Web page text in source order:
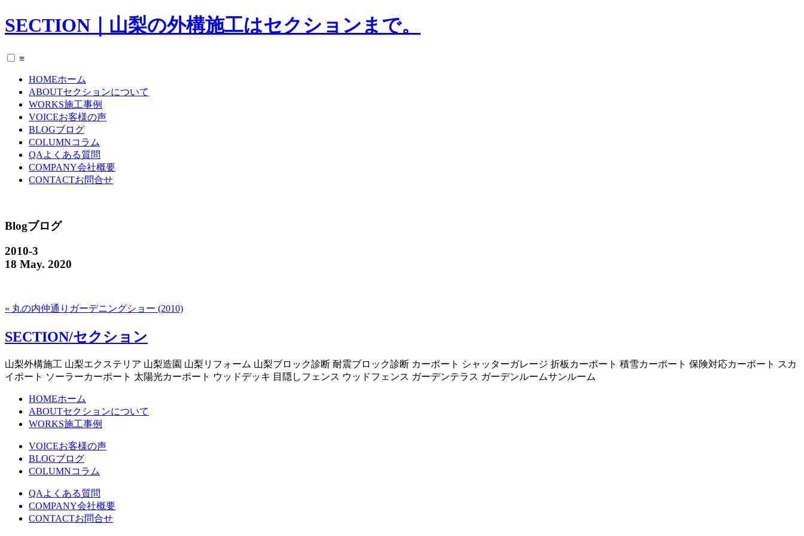
SECTION｜山梨の外構施工はセクションまで。
≡
HOMEホーム
ABOUTセクションについて
WORKS施工事例
VOICEお客様の声
BLOGブログ
COLUMNコラム
QA よくある質問
COMPANY会社概要
CONTACTお問合せ
Blogブログ
2010-3
18 May. 2020
« 丸の内仲通りガーデニングショー (2010)
SECTION/セクション
山梨外構施工 山梨エクステリア 山梨造園 山梨リフォーム 山梨ブロック診断 耐震ブロック診断 カーポート シャッターガレージ 折板カーポート 積雪カーポート 保険対応カーポート スカ
イポート ソーラーカーポート 太陽光カーポート ウッドデッキ 目隠しフェンス ウッドフェンス ガーデンテラス ガーデンルームサンルーム
HOMEホーム
ABOUTセクションについて
WORKS施工事例
VOICEお客様の声
BLOGブログ
COLUMNコラム
QA よくある質問
COMPANY会社概要
CONTACTお問合せ